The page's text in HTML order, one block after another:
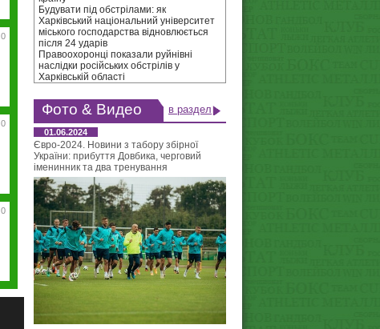
0
0
0
Будувати під обстрілами: як
Харківський національний університет
міського господарства відновлюється
після 24 ударів
Правоохоронці показали руйнівні
наслідки російських обстрілів у
Харківській області
Фото & Видео в раздел
01.06.2024
Євро-2024. Новини з табору збірної
України: прибуття Довбика, черговий
іменинник та два тренування